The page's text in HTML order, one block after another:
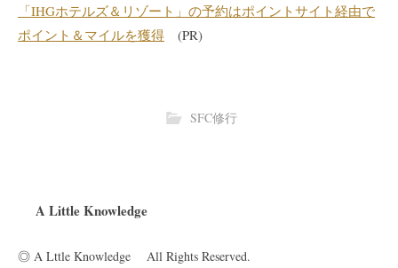
「IHGホテルズ＆リゾート」の予約はポイントサイト経由で
ポイント＆マイルを獲得 (PR)
SFC修行
A Little Knowledge
◎ A Lttle Knowledge All Rights Reserved.